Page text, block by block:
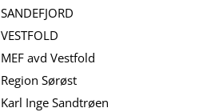
SANDEFJORD
VESTFOLD
MEF avd Vestfold
Region Sørøst
Karl Inge Sandtrøen